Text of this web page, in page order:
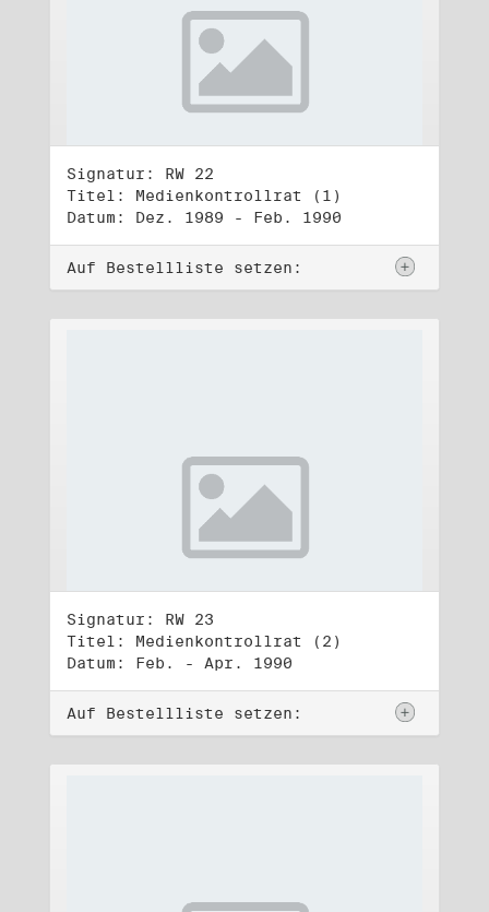
Signatur: RW 22
Titel: Medienkontrollrat (1)
Datum: Dez. 1989 - Feb. 1990
Auf Bestellliste setzen:
Signatur: RW 23
Titel: Medienkontrollrat (2)
Datum: Feb. - Apr. 1990
Auf Bestellliste setzen: